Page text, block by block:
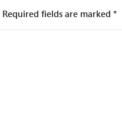
Required fields are marked *